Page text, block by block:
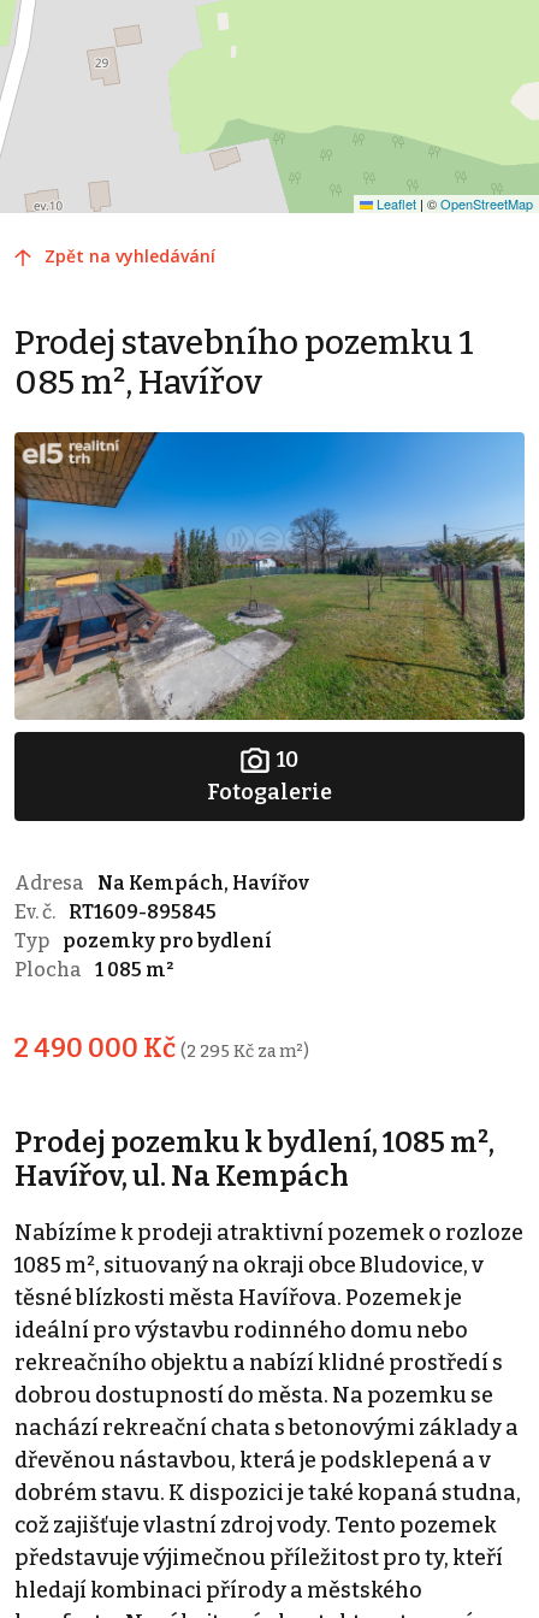
Leaflet | ©OpenStreetMap
Zpět na vyhledávání
Prodej stavebního pozemku 1
085 m², Havířov
10
Fotogalerie
Adresa
Na Kempách, Havířov
Ev. č.
RT1609-895845
Typ
pozemky pro bydlení
Plocha
1 085 m²
2 490 000 Kč (2 295 Kč za m²)
Prodej pozemku k bydlení, 1085 m²,
Havířov, ul. Na Kempách
Nabízíme k prodeji atraktivní pozemek o rozloze
1085 m², situovaný na okraji obce Bludovice, v
těsné blízkosti města Havířova. Pozemek je
ideální pro výstavbu rodinného domu nebo
rekreačního objektu a nabízí klidné prostředí s
dobrou dostupností do města. Na pozemku se
nachází rekreační chata s betonovými základy a
dřevěnou nástavbou, která je podsklepená a v
dobrém stavu. K dispozici je také kopaná studna,
což zajišťuje vlastní zdroj vody. Tento pozemek
představuje výjimečnou příležitost pro ty, kteří
hledají kombinaci přírody a městského